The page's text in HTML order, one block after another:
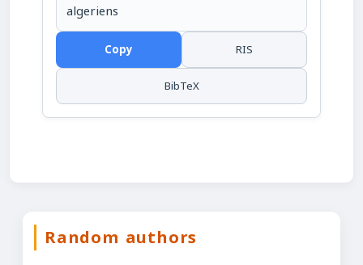
algeriens
Copy
RIS
BibTeX
Random authors